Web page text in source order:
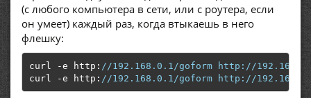
(с любого компьютера в сети, или с роутера, если
он умеет) каждый раз, когда втыкаешь в него
флешку:
curl -e http : //192.168.0.1/goform http://192.168.0.1/
curl
-e http : //192.168.0.1/goform http://192.168.0.1/